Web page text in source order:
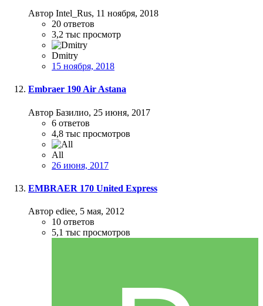
Автор Intel_Rus, 11 ноября, 2018
20 ответов
3,2 тыс просмотр
Dmitry
15 ноября, 2018
Embraer 190 Air Astana
Автор Базилио, 25 июня, 2017
6 ответов
4,8 тыс просмотров
All
26 июня, 2017
EMBRAER 170 United Express
Автор ediee, 5 мая, 2012
10 ответов
5,1 тыс просмотров